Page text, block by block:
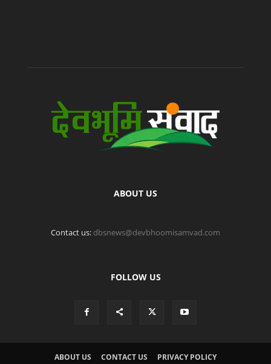
ABOUT US
Contact us: dbsnews@devbhoomisamvad.com
FOLLOW US
ABOUT US CONTACT US PRIVACY POLICY